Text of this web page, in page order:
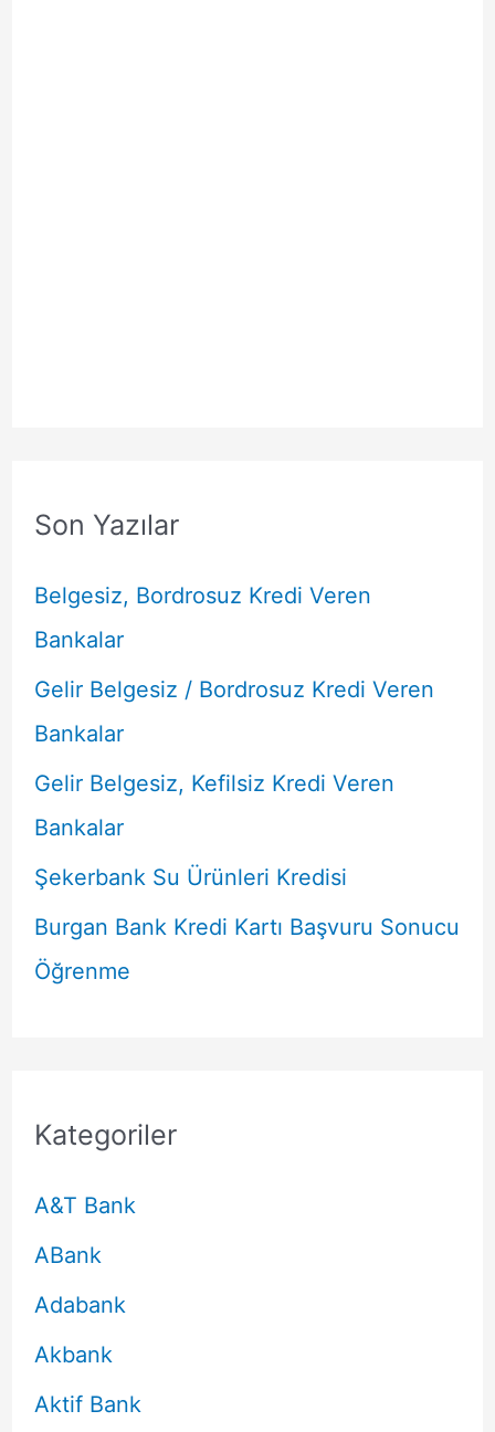
Son Yazılar
Belgesiz, Bordrosuz Kredi Veren
Bankalar
Gelir Belgesiz / Bordrosuz Kredi Veren
Bankalar
Gelir Belgesiz, Kefilsiz Kredi Veren
Bankalar
Şekerbank Su Ürünleri Kredisi
Burgan Bank Kredi Kartı Başvuru Sonucu
Öğrenme
Kategoriler
A&T Bank
ABank
Adabank
Akbank
Aktif Bank